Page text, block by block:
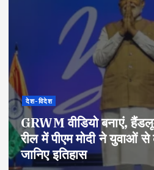
देश-विदेश
GRWM वीडियो बनाएं,
रील में पीएम मोदी ने युवाओं
जानिए इतिहास